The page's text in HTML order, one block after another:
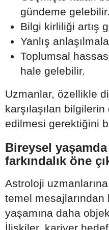
gündeme gelebilir.
Bilgi kirliliği artış
Yanlış
Toplumsal
hale gelebilir.
Uzmanlar, özellikle
karşılaşılan
edilmesi gerektiğini
Bireysel
farkındalık öne
Astroloji
temel
yaşamına daha
İlişkiler, kariyer